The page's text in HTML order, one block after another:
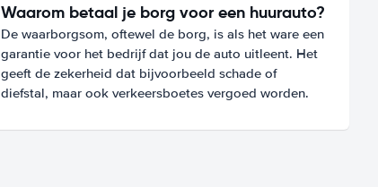
Waarom betaal je borg voor een huurauto?
De waarborgsom, oftewel de borg, is als het ware een
garantie voor het bedrijf dat jou de auto uitleent. Het
geeft de zekerheid dat bijvoorbeeld schade of
diefstal, maar ook verkeersboetes vergoed worden.